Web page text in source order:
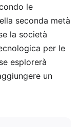
le
seconda metà
la società
per le
esplorerà
un